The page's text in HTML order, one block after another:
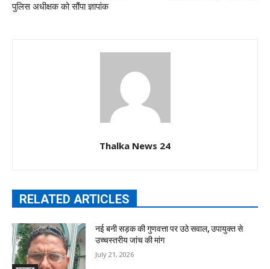
पुलिस अधीक्षक को सौंपा ज्ञापांक
Thalka News 24
RELATED ARTICLES
नई बनी सड़क की गुणवत्ता पर उठे सवाल, उपायुक्त से
उच्चस्तरीय जांच की मांग
July 21, 2026